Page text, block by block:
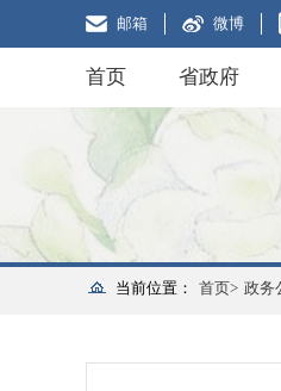
邮箱 微博
首页 省政府
当前位置： 首页> 政务